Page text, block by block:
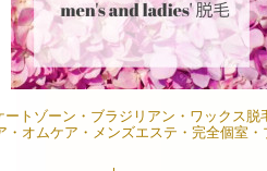
トゾーン・ブラジリアン・ワックス
オムケア・メンズエステ・完全個室